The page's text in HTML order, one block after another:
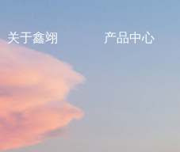
关于鑫翊 产品中心